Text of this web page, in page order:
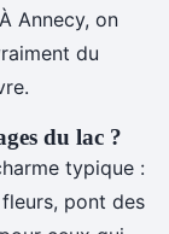
Annecy, on
du
du lac ?
typique :
pont des